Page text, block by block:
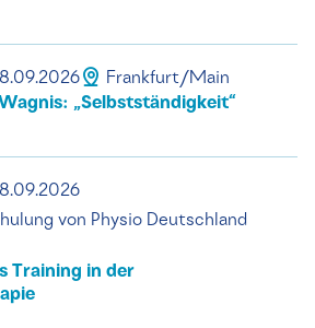
Frankfurt/Main
„Selbstständigkeit“
von Physio Deutschland
Training in der